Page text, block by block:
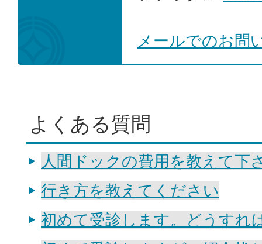
メールでのお問
よくある質問
人間ドックの費用を教えて下
行き方を教えてください
初めて受診します。どうすれ